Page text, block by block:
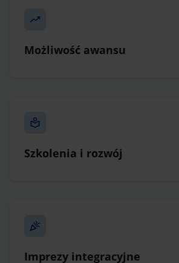
Możliwość awansu
Szkolenia i rozwój
Imprezy integracyjne